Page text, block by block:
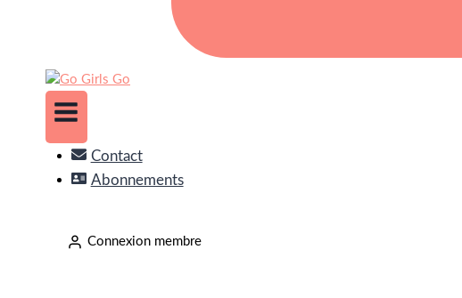
Contact
Abonnements
Connexion membre